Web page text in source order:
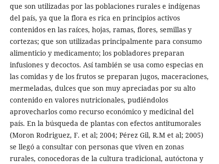
que son utilizadas por las poblaciones rurales e indígenas
del país, ya que la flora es rica en principios activos
contenidos en las raíces, hojas, ramas, flores, semillas y
cortezas; que son utilizadas principalmente para consumo
alimenticio y medicamento; los pobladores preparan
infusiones y decoctos. Así también se usa como especias en
las comidas y de los frutos se preparan jugos, maceraciones,
mermeladas, dulces que son muy apreciadas por su alto
contenido en valores nutricionales, pudiéndolos
aprovecharlos como recurso económico y medicinal del
país. En la búsqueda de plantas con efectos antitumorales
(Moron Rodriguez, F. et al; 2004; Pérez Gil, R.M et al; 2005)
se llegó a consultar con personas que viven en zonas
rurales, conocedoras de la cultura tradicional, autóctona y